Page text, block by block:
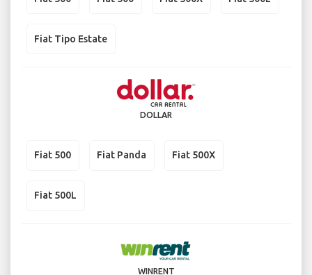
Fiat Tipo Estate
DOLLAR
Fiat 500 Fiat Panda Fiat 500X
Fiat 500L
WINRENT